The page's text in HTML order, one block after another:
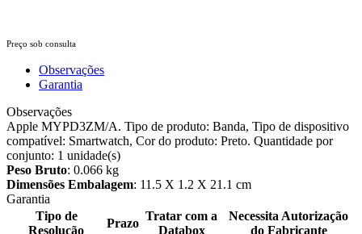
Preço sob consulta
Observações
Garantia
Observações
Apple MYPD3ZM/A. Tipo de produto: Banda, Tipo de dispositivo
compatível: Smartwatch, Cor do produto: Preto. Quantidade por
conjunto: 1 unidade(s)
Peso Bruto: 0.066 kg
Dimensões Embalagem: 11.5 X 1.2 X 21.1 cm
Garantia
Tipo de
Resolução
Prazo
Tratar com a
Databox
Necessita Autorização
do Fabricante